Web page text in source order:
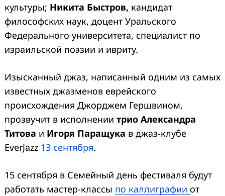
культуры; Никита Быстров, кандидат
философских наук, доцент Уральского
Федерального университета, специалист по
израильской поэзии и ивриту.
Изысканный джаз, написанный одним из самых
известных джазменов еврейского
происхождения Джорджем Гершвином,
прозвучит в исполнении трио Александра
Титова и Игоря Паращука в джаз-клубе
EverJazz 13 сентября.
15 сентября в Семейный день фестиваля будут
работать мастер-классы по каллиграфии от